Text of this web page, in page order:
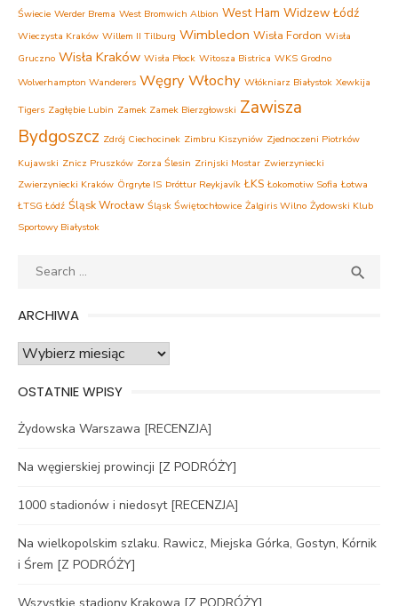
Świecie Werder Brema West Bromwich Albion West Ham Widzew Łódź
Wieczysta Kraków Willem II Tilburg Wimbledon Wisła Fordon Wisła
Gruczno Wisła Kraków Wisła Płock Witosza Bistrica WKS Grodno
Wolverhampton Wanderers WęgryWłochy Włókniarz Białystok Xewkija
Tigers Zagłębie Lubin Zamek Zamek Bierzgłowski Zawisza
Bydgoszcz Zdrój Ciechocinek Zimbru Kiszyniów Zjednoczeni Piotrków
Kujawski Znicz Pruszków Zorza Ślesin Zrinjski Mostar Zwierzyniecki
Zwierzyniecki Kraków Örgryte IS Þróttur Reykjavík ŁKS Łokomotiw Sofia Łotwa
ŁTSG Łódź Śląsk Wrocław Śląsk Świętochłowice Żalgiris Wilno Żydowski Klub
Sportowy Białystok
Search

ARCHIWA
Archiwa
OSTATNIE WPISY
Żydowska Warszawa [RECENZJA]
Na węgierskiej prowincji [Z PODRÓŻY]
1000 stadionów i niedosyt [RECENZJA]
Na wielkopolskim szlaku. Rawicz, Miejska Górka, Gostyn, Kórnik
i Śrem [Z PODRÓŻY]